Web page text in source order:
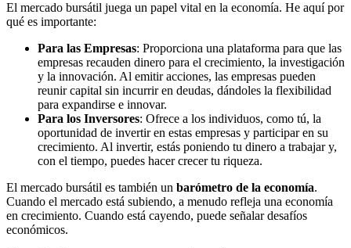
El mercado bursátil juega un papel vital en la economía. He aquí por
qué es importante:
Para las Empresas: Proporciona una plataforma para que las
empresas recauden dinero para el crecimiento, la investigación
y la innovación. Al emitir acciones, las empresas pueden
reunir capital sin incurrir en deudas, dándoles la flexibilidad
para expandirse e innovar.
Para los Inversores: Ofrece a los individuos, como tú, la
oportunidad de invertir en estas empresas y participar en su
crecimiento. Al invertir, estás poniendo tu dinero a trabajar y,
con el tiempo, puedes hacer crecer tu riqueza.
El mercado bursátil es también un barómetro de la economía.
Cuando el mercado está subiendo, a menudo refleja una economía
en crecimiento. Cuando está cayendo, puede señalar desafíos
económicos.